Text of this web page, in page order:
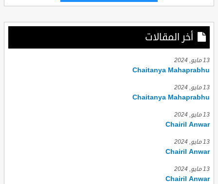
أخر المقالات
13 مايو, 2024
Chaitanya Mahaprabhu
13 مايو, 2024
Chaitanya Mahaprabhu
13 مايو, 2024
Chairil Anwar
13 مايو, 2024
Chairil Anwar
13 مايو, 2024
Chairil Anwar